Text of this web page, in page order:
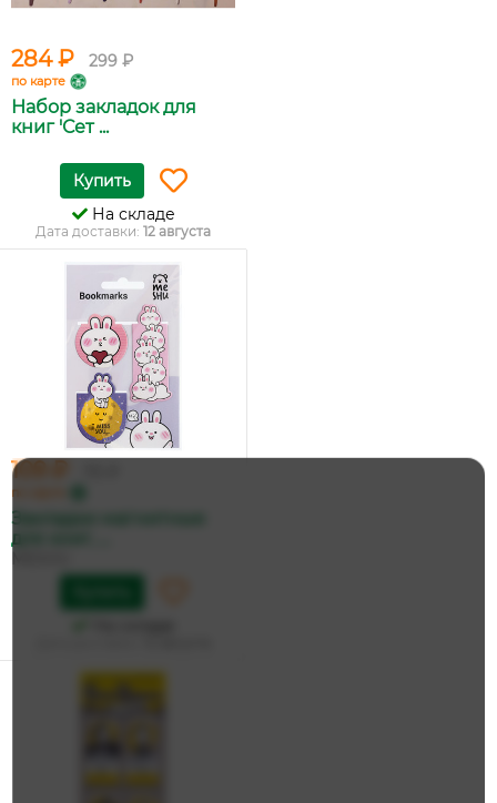
284 ₽ 299 ₽
по карте
Набор закладок для
книг 'Сет ...
Купить
На складе
Дата доставки: 12 августа
109 ₽
по карте
Закладки магнитные
для книг, ...